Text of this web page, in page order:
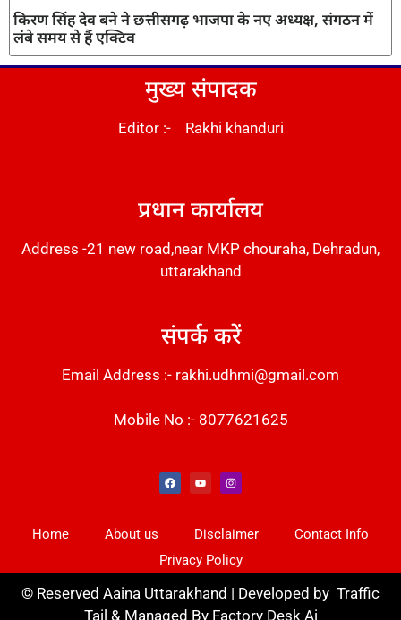
किरण सिंह देव बने ने छत्तीसगढ़ भाजपा के नए अध्यक्ष, संगठन में
लंबे समय से हैं एक्टिव
मुख्य संपादक
Editor :- Rakhi khanduri
प्रधान कार्यालय
Address -21 new road,near MKP chouraha, Dehradun,
uttarakhand
संपर्क करें
Email Address :- rakhi.udhmi@gmail.com
Mobile No :- 8077621625
Home About us Disclaimer
Contact Info
Privacy Policy
© Reserved Aaina Uttarakhand | Developed by Traffic
Tail & Managed By Factory Desk Ai